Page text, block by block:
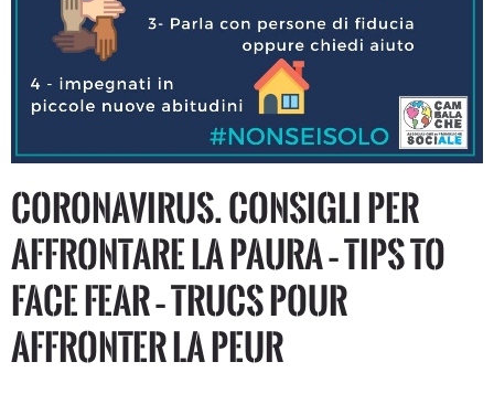
CORONAVIRUS. Consigli per
affrontare la paura – Tips to
face fear – Trucs pour
affronter la peur